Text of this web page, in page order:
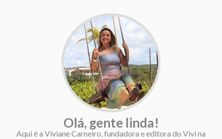
Olá, gente linda!
Aqui é a Viviane Carneiro, fundadora e editora do Vivi na